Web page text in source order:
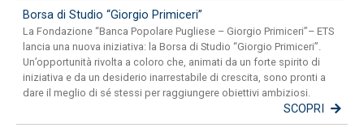
Borsa di Studio “Giorgio Primiceri”
La Fondazione “Banca Popolare Pugliese – Giorgio Primiceri”– ETS
lancia una nuova iniziativa: la Borsa di Studio “Giorgio Primiceri”.
Un’opportunità rivolta a coloro che, animati da un forte spirito di
iniziativa e da un desiderio inarrestabile di crescita, sono pronti a
dare il meglio di sé stessi per raggiungere obiettivi ambiziosi.
SCOPRI